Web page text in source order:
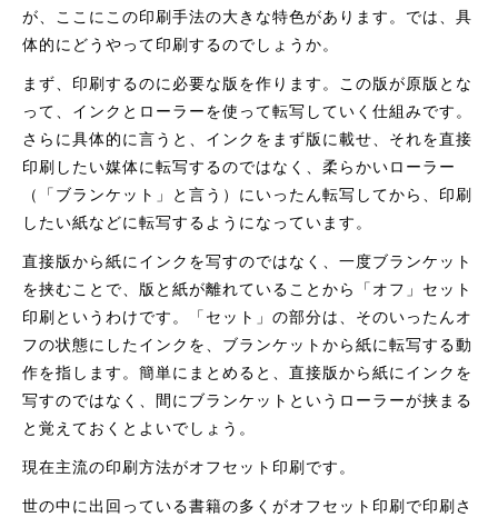
が、ここにこの印刷手法の大きな特色があります。では、具
体的にどうやって印刷するのでしょうか。
まず、印刷するのに必要な版を作ります。この版が原版とな
って、インクとローラーを使って転写していく仕組みです。
さらに具体的に言うと、インクをまず版に載せ、それを直接
印刷したい媒体に転写するのではなく、柔らかいローラー
（「ブランケット」と言う）にいったん転写してから、印刷
したい紙などに転写するようになっています。
直接版から紙にインクを写すのではなく、一度ブランケット
を挟むことで、版と紙が離れていることから「オフ」セット
印刷というわけです。「セット」の部分は、そのいったんオ
フの状態にしたインクを、ブランケットから紙に転写する動
作を指します。簡単にまとめると、直接版から紙にインクを
写すのではなく、間にブランケットというローラーが挟まる
と覚えておくとよいでしょう。
現在主流の印刷方法がオフセット印刷です。
世の中に出回っている書籍の多くがオフセット印刷で印刷さ